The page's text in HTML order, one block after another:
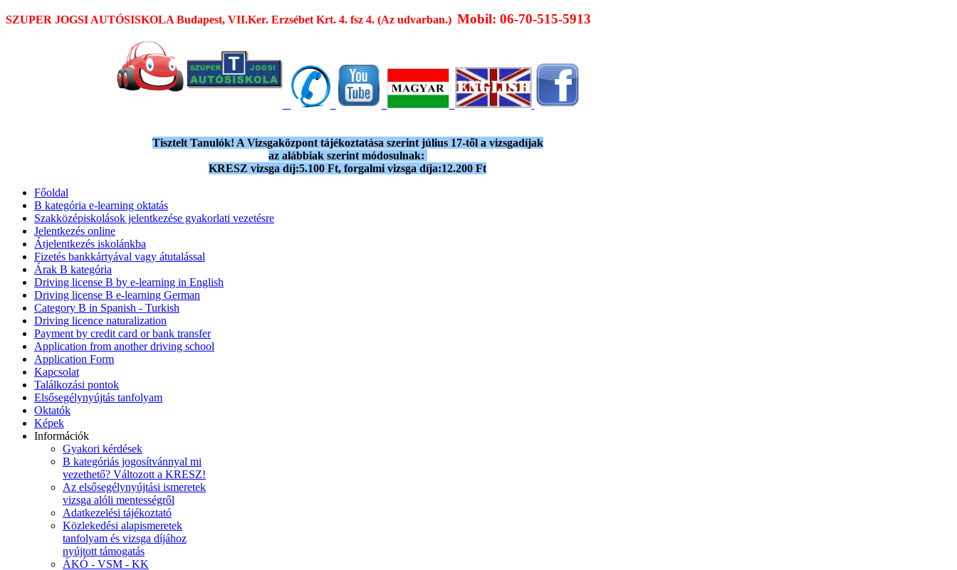
SZUPER JOGSI AUTÓSISKOLA Budapest, VII.Ker. Erzsébet Krt. 4. fsz 4. (Az udvarban.) Mobil: 06-70-515-5913
Tisztelt Tanulók! A Vizsgaközpont tájékoztatása szerint július 17-től a vizsgadíjak
az alábbiak szerint módosulnak:
KRESZ vizsga díj:5.100 Ft, forgalmi vizsga díja:12.200 Ft
Főoldal
B kategória e-learning oktatás
Szakközépiskolások jelentkezése gyakorlati vezetésre
Jelentkezés online
Átjelentkezés iskolánkba
Fizetés bankkártyával vagy átutalással
Árak B kategória
Driving license B by e-learning in English
Driving license B e-learning German
Category B in Spanish - Turkish
Driving licence naturalization
Payment by credit card or bank transfer
Application from another driving school
Application Form
Kapcsolat
Találkozási pontok
Elsősegélynyújtás tanfolyam
Oktatók
Képek
Információk
Gyakori kérdések
B kategóriás jogosítvánnyal mi
vezethető? Változott a KRESZ!
Az elsősegélynyújtási ismeretek
vizsga alóli mentességről
Adatkezelési tájékoztató
Közlekedési alapismeretek
tanfolyam és vizsga díjához
nyújtott támogatás
ÁKÓ - VSM - KK